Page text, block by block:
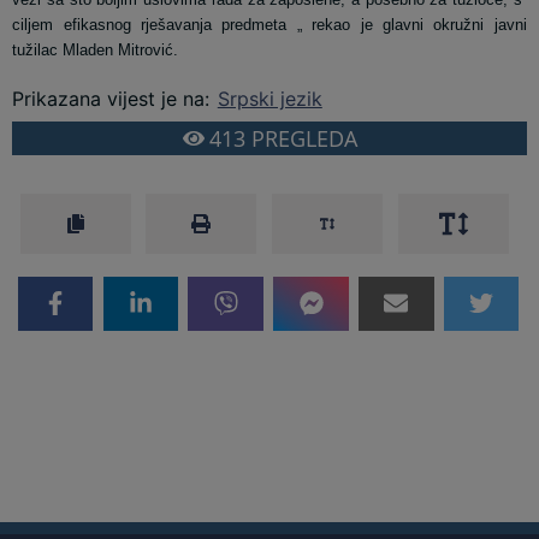
ciljem efikasnog rješavanja predmeta „ rekao je glavni okružni javni
tužilac Mladen Mitrović.
Prikazana vijest je na: Srpski jezik
413 PREGLEDA